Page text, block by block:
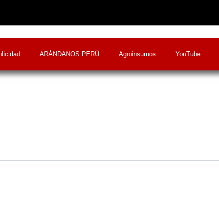
ARÁNDANOS PERÚ Agroinsumos YouTube